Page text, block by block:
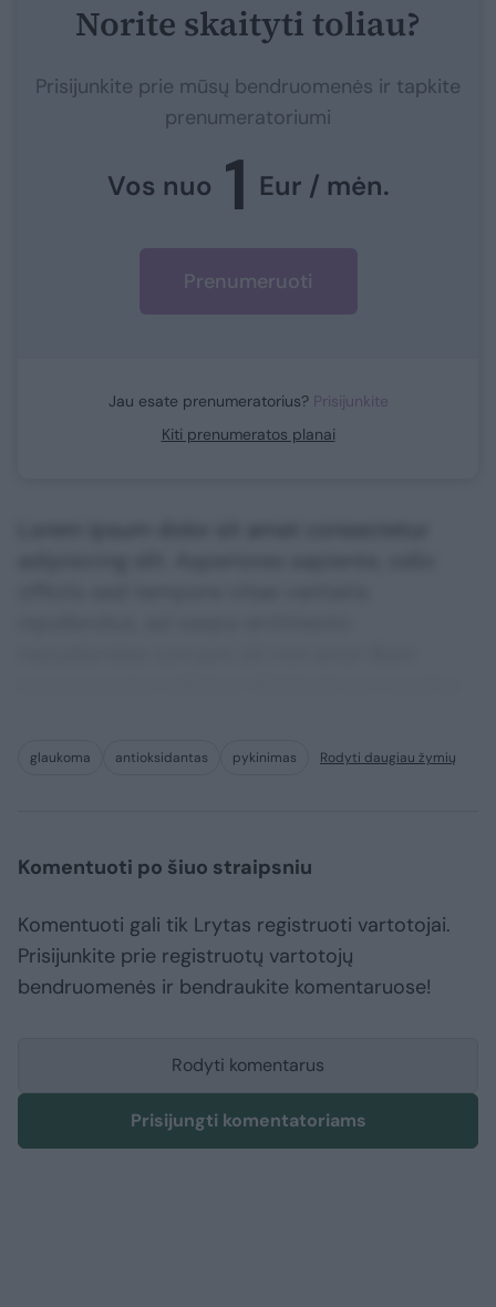
Norite skaityti toliau?
Prisijunkite prie mūsų bendruomenės ir tapkite
prenumeratoriumi
Vos nuo 1 Eur / mėn.
Prenumeruoti
Jau esate prenumeratorius? Prisijunkite
Kiti prenumeratos planai
glaukoma antioksidantas pykinimas Rodyti daugiau žymių
Komentuoti po šiuo straipsniu
Komentuoti gali tik Lrytas registruoti vartotojai.
Prisijunkite prie registruotų vartotojų
bendruomenės ir bendraukite komentaruose!
Rodyti komentarus
Prisijungti komentatoriams